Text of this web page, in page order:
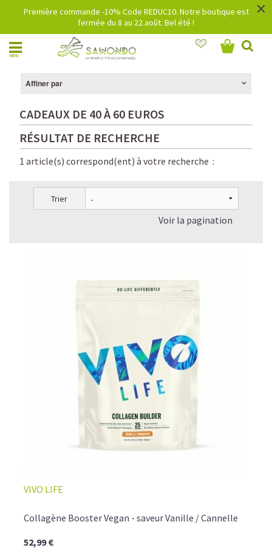
Première commande -10% Code REDUC10. Notre boutique est
fermée du 8 au 22 août. Bel été !
×
MENU
Affiner par
CADEAUX DE 40 À 60 EUROS
RÉSULTAT DE RECHERCHE
1 article(s) correspond(ent) à votre recherche :
Trier
Voir la pagination
VIVO LIFE
Collagène Booster Vegan - saveur Vanille / Cannelle
52,99 €